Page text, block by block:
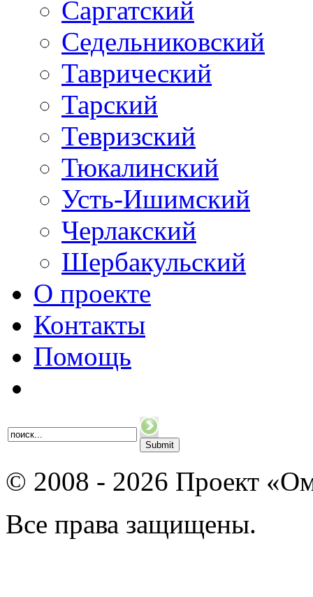
Саргатский
Седельниковский
Таврический
Тарский
Тевризский
Тюкалинский
Усть-Ишимский
Черлакский
Шербакульский
О проекте
Контакты
Помощь
© 2008 - 2026 Проект
Все права защищены.